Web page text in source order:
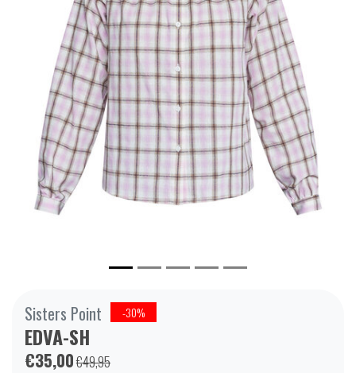
Vorige
Sisters Point -30%
EDVA-SH
€35,00€49,95